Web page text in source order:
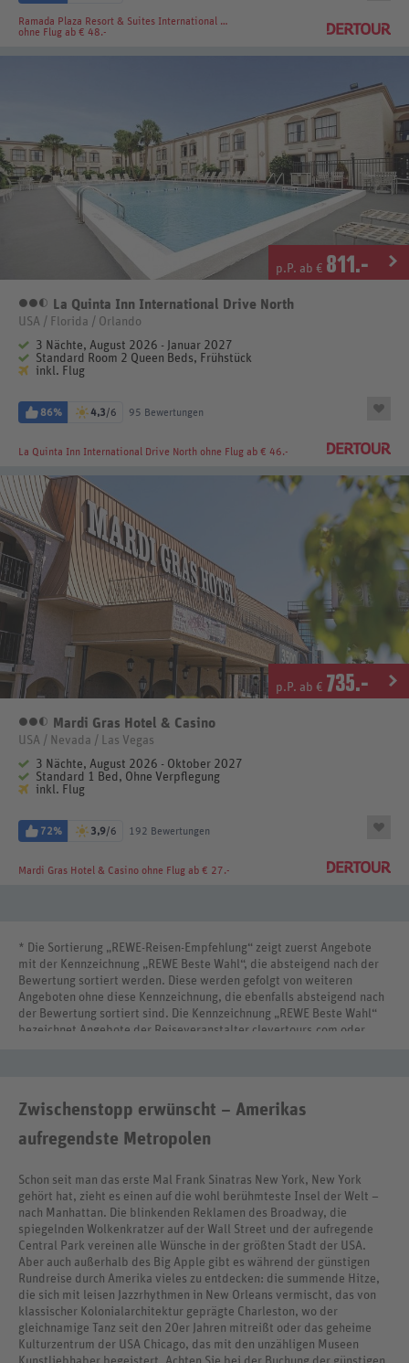
Ramada Plaza Resort & Suites International Drive
ohne Flug ab € 48.-
p.P. ab € 811.-
2,5 Sterne
La Quinta Inn International Drive North
USA / Florida / Orlando
3 Nächte, August 2026 - Januar 2027
Standard Room 2 Queen Beds, Frühstück
inkl. Flug
86% 4,3/6 95 Bewertungen
La Quinta Inn International Drive North ohne Flug ab € 46.-
p.P. ab € 735.-
2,5 Sterne
Mardi Gras Hotel & Casino
USA / Nevada / Las Vegas
3 Nächte, August 2026 - Oktober 2027
Standard 1 Bed, Ohne Verpflegung
inkl. Flug
72% 3,9/6 192 Bewertungen
Mardi Gras Hotel & Casino ohne Flug ab € 27.-
* Die Sortierung „REWE-Reisen-Empfehlung“ zeigt zuerst Angebote
mit der Kennzeichnung „REWE Beste Wahl“, die absteigend nach der
Bewertung sortiert werden. Diese werden gefolgt von weiteren
Angeboten ohne diese Kennzeichnung, die ebenfalls absteigend nach
der Bewertung sortiert sind. Die Kennzeichnung „REWE Beste Wahl“
bezeichnet Angebote der Reiseveranstalter clevertours.com oder
Zwischenstopp erwünscht – Amerikas
aufregendste Metropolen
Schon seit man das erste Mal Frank Sinatras New York, New York
gehört hat, zieht es einen auf die wohl berühmteste Insel der Welt –
nach Manhattan. Die blinkenden Reklamen des Broadway, die
spiegelnden Wolkenkratzer auf der Wall Street und der aufregende
Central Park vereinen alle Wünsche in der größten Stadt der USA.
Aber auch außerhalb des Big Apple gibt es während der günstigen
Rundreise durch Amerika vieles zu entdecken: die summende Hitze,
die sich mit leisen Jazzrhythmen in New Orleans vermischt, das von
klassischer Kolonialarchitektur geprägte Charleston, wo der
gleichnamige Tanz seit den 20er Jahren mitreißt oder das geheime
Kulturzentrum der USA Chicago, das mit den unzähligen Museen